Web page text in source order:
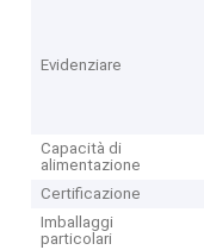
Evidenziare
Capacità di
alimentazione
Certificazione
Imballaggi
particolari